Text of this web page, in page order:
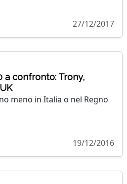
27/12/2017
a confronto: Trony,
meno in Italia o nel Regno
19/12/2016